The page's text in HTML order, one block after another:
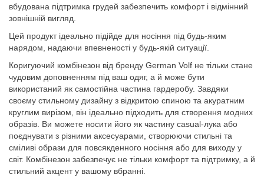
вбудована підтримка грудей забезпечить комфорт і відмінний
зовнішній вигляд.
Цей продукт ідеально підійде для носіння під будь-яким
нарядом, надаючи впевненості у будь-якій ситуації.
Коригуючий комбінезон від бренду German Volf не тільки стане
чудовим доповненням під ваш одяг, а й може бути
використаний як самостійна частина гардеробу. Завдяки
своєму стильному дизайну з відкритою спиною та акуратним
круглим вирізом, він ідеально підходить для створення модних
образів. Ви можете носити його як частину casual-лука або
поєднувати з різними аксесуарами, створюючи стильні та
сміливі образи для повсякденного носіння або для виходу у
світ. Комбінезон забезпечує не тільки комфорт та підтримку, а й
стильний акцент у вашому вбранні.